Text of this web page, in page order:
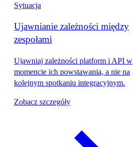
Sytuacja
Ujawnianie zależności między
zespołami
Ujawniaj zależności platform i API w
momencie ich powstawania, a nie na
kolejnym spotkaniu integracyjnym.
Zobacz szczegóły